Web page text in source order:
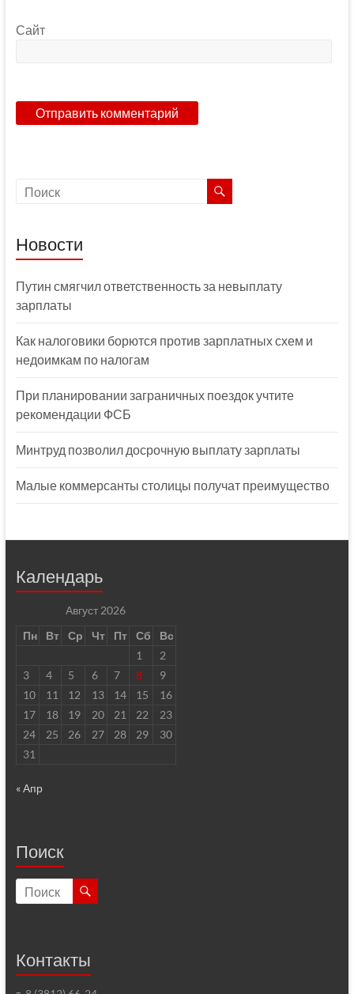
Сайт
Новости
Путин смягчил ответственность за невыплату
зарплаты
Как налоговики борются против зарплатных схем и
недоимкам по налогам
При планировании заграничных поездок учтите
рекомендации ФСБ
Минтруд позволил досрочную выплату зарплаты
Малые коммерсанты столицы получат преимущество
Календарь
Август 2026
Пн
Вт Ср Чт Пт Сб
Вс
1
2
3
4 5 6 7 8
9
10
11 12 13 14 15
16
17
18 19 20 21 22
23
24
25 26 27 28 29
30
31
« Апр
Поиск
Контакты